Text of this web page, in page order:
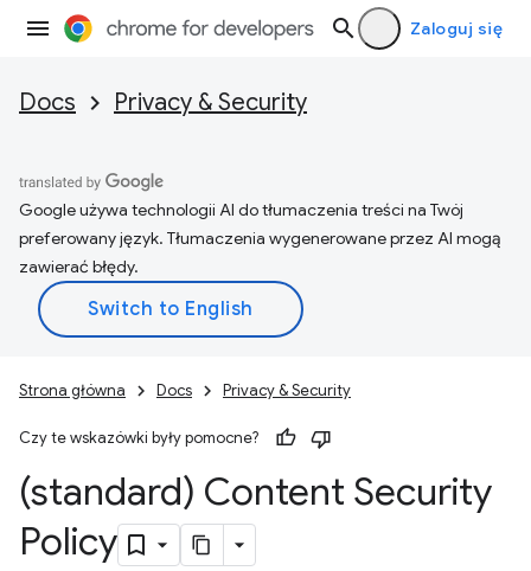
Zaloguj się
Docs Privacy & Security
Google używa technologii AI do tłumaczenia treści na Twój
preferowany język. Tłumaczenia wygenerowane przez AI mogą
zawierać błędy.
Strona główna Docs Privacy & Security
Czy te wskazówki były pomocne?
(standard) Content Security
Policy